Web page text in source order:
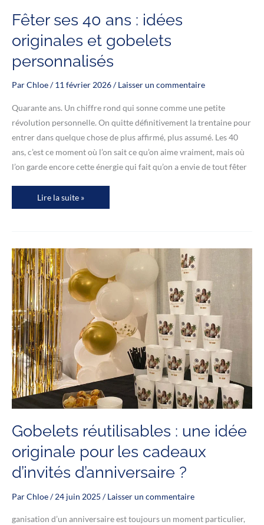
Fêter ses 40 ans : idées
originales et gobelets
personnalisés
ParChloe/11 février 2026/Laisser un commentaire
Quarante ans. Un chiffre rond qui sonne comme une petite
révolution personnelle. On quitte définitivement la trentaine pour
entrer dans quelque chose de plus affirmé, plus assumé. Les 40
ans, c’est ce moment où l’on sait ce qu’on aime vraiment, mais où
l’on garde encore cette énergie qui fait qu’on a envie de tout fêter
Fêter
40
et
gobelets
personnalisés
Lire la suite »
Gobelets réutilisables : une idée
originale pour les cadeaux
d’invités d’anniversaire ?
ParChloe/24 juin 2025 /Laisser un commentaire
ganisation d’un anniversaire est toujours un moment particulier,